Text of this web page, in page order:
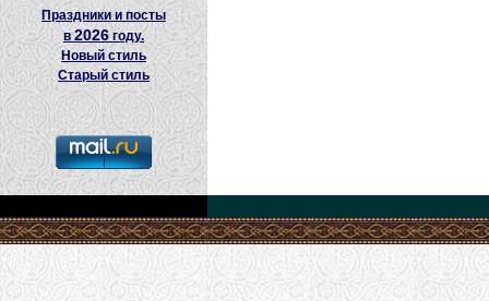
Праздники и посты
в2026 году.
Новый стиль
Старый стиль